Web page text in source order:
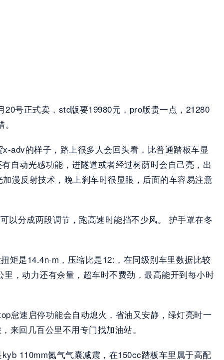
号正式卖，std版要19980元，pro版贵一点，21280
adv的样子，路上很多人会回头看，比普通踏板车显
自动光感功能，进隧道或者经过树荫时会自己亮，出
漫反射技术，晚上刹车时很显眼，后面的车容易注意
以分成两段调节，跑高速时能挡不少风。 护手罩在冬
矩是14.4n·m，压缩比是12:，在同级别车里数据比较
，动力还有余量，超车时不费劲，最高能开到每小时
怠速启停功能会自动熄火，省油又安静，绿灯亮时一
来回几百公里不用专门找加油站。
110mm氮气气囊减震，在150cc踏板车里属于高配